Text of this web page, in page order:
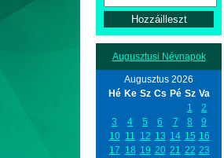
Augusztusi Névnapok
Augusztus 2026
Hé Ke Sz Cs Pé Sz Va
1
2
3
4 5 6 7 8
9
10 11 12 13 14 15 16
17 18 19 20 21 22 23